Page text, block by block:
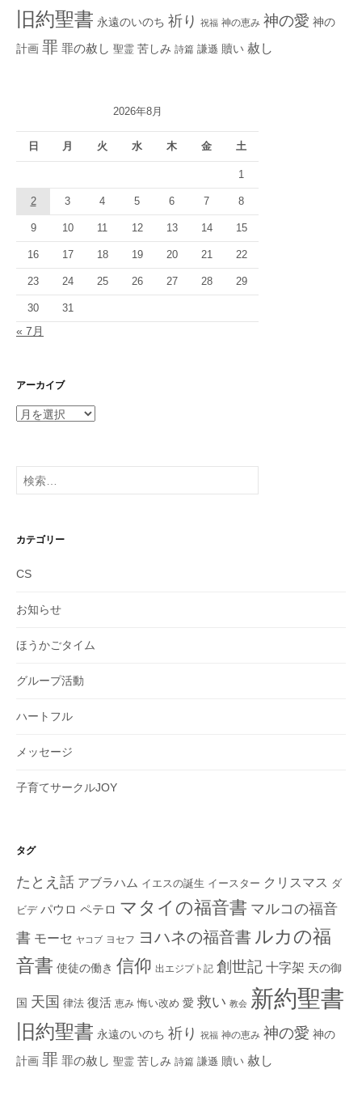
旧約聖書 永遠のいのち 祈り 祝福 神の恵み 神の愛 神の
計画 罪 罪の赦し 聖霊 苦しみ 詩篇 謙遜 贖い 赦し
2026年8月
日 月 火 水 木 金 土
1
2 3 4 5 6 7 8
9 10 11 12 13 14 15
16 17 18 19 20 21 22
23 24 25 26 27 28 29
30 31
« 7月
アーカイブ
ア
イ
ブ
検
索:
カテゴリー
CS
お知らせ
ほうかごタイム
グループ活動
ハートフル
メッセージ
子育てサークルJOY
タグ
たとえ話 アブラハム イエスの誕生 イースター クリスマス ダ
ビデ パウロ ペテロ マタイの福音書 マルコの福音
書 モーセ ヤコブ ヨセフ ヨハネの福音書 ルカの福
音書 使徒の働き 信仰 出エジプト記 創世記 十字架 天の御
国 天国 律法 復活 恵み 悔い改め 愛 救い 教会 新約聖書
旧約聖書 永遠のいのち 祈り 祝福 神の恵み 神の愛 神の
計画 罪 罪の赦し 聖霊 苦しみ 詩篇 謙遜 贖い 赦し